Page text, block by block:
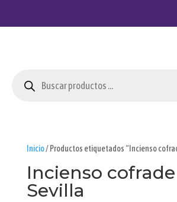
productos
Inicio/ Productos etiquetados “Incienso
Incienso
Sevilla